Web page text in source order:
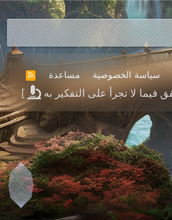
سياسة الخصوصية مساعدة
R
S
]